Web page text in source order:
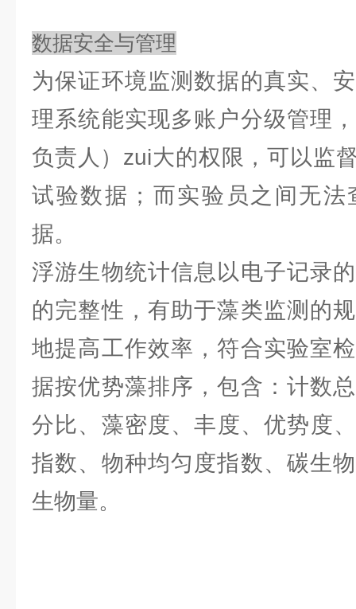
数据安全与管理
为保证环境监测数据的真实、
理系统能实现多账户分级管理
负责人）zui大的权限，可以监
试验数据；而实验员之间无法
据。
浮游生物统计信息以电子记录
的完整性，有助于藻类监测的
地提高工作效率，符合实验室
据按优势藻排序，包含：计数
分比、藻密度、丰度、优势度
指数、物种均匀度指数、碳生
生物量。